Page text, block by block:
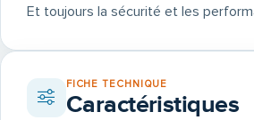
Et toujours la sécurité et les
FICHE TECHNIQUE
Caractéristiques